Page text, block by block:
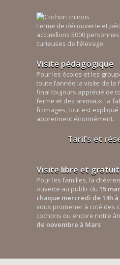
Ferme de découverte et
accueillons 5000
curieuses de l’élevage.
Visite pédagogique
Pour les écoles et les
toute l’année la visite de
final toujours apprécié de
ferme et des animaux, la
fromages, tout est
apprennent énormément.
Tarifs et
Visite libre et
Pour les familles, la
ouverte au public du 15
chaque mercredi de 14h à
vous promener à coté des
cochons ou encore notre
de novembre à Mars